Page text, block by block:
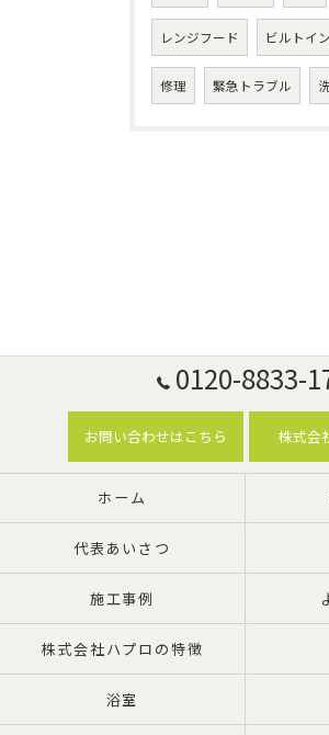
レンジフード ビルトイ
修理 緊急トラブル
0120-8833-
お問い合わせはこちら 株式会
ホーム
代表あいさつ
施工事例
株式会社ハプロの特徴
浴室